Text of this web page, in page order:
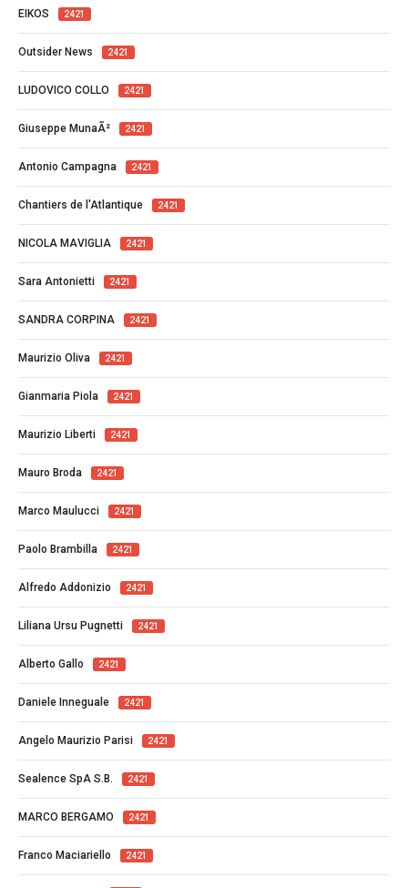
EIKOS 2421
Outsider News 2421
LUDOVICO COLLO 2421
Giuseppe MunaÃ² 2421
Antonio Campagna 2421
Chantiers de l'Atlantique 2421
NICOLA MAVIGLIA 2421
Sara Antonietti 2421
SANDRA CORPINA 2421
Maurizio Oliva 2421
Gianmaria Piola 2421
Maurizio Liberti 2421
Mauro Broda 2421
Marco Maulucci 2421
Paolo Brambilla 2421
Alfredo Addonizio 2421
Liliana Ursu Pugnetti 2421
Alberto Gallo 2421
Daniele Inneguale 2421
Angelo Maurizio Parisi 2421
Sealence SpA S.B. 2421
MARCO BERGAMO 2421
Franco Maciariello 2421